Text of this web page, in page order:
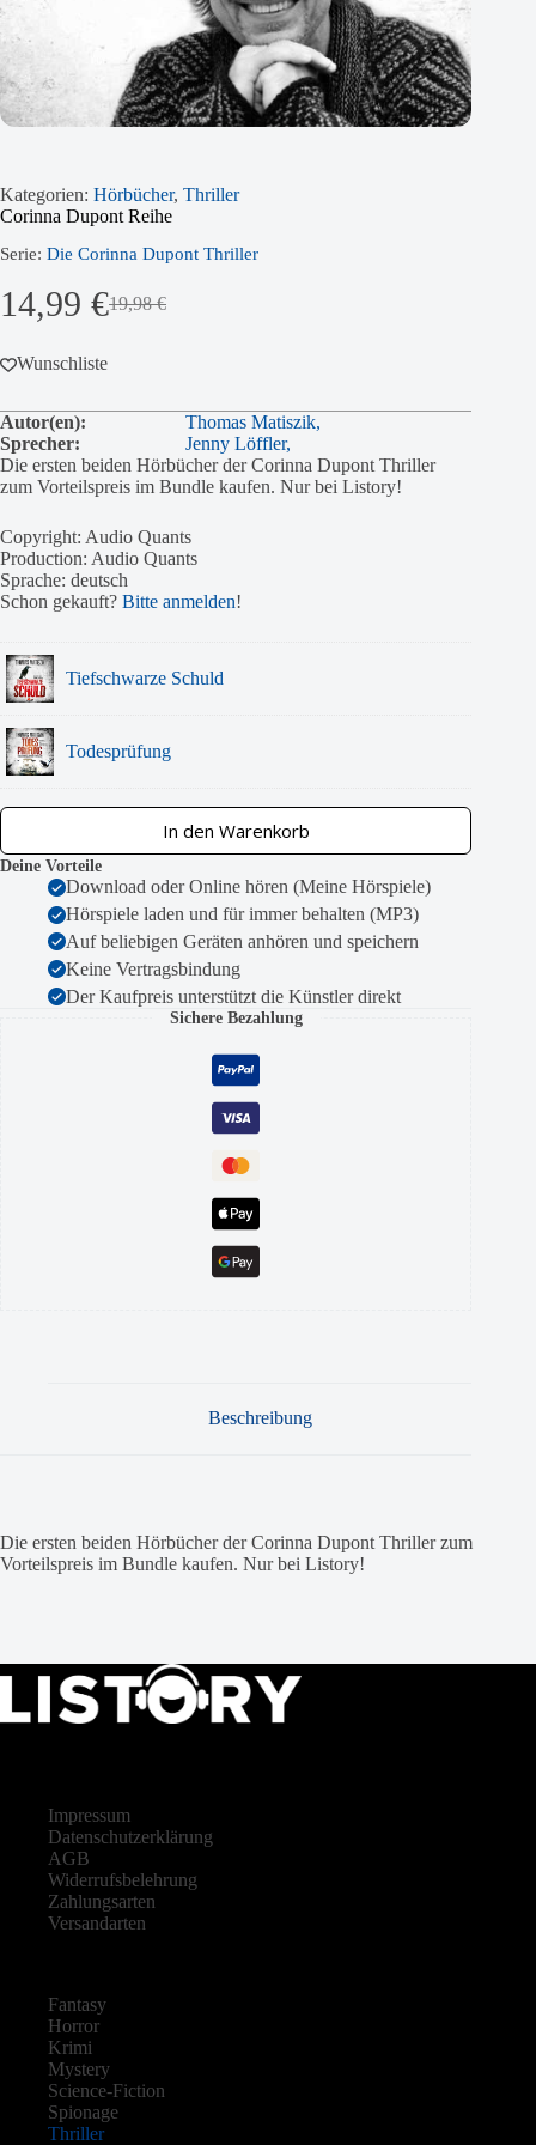
Kategorien: Hörbücher, Thriller
Corinna Dupont Reihe
Serie: Die Corinna Dupont Thriller
19,98€
Ursprünglicher
war:
14,99 €
Aktueller
ist:
Wunschliste
Autor(en):
Thomas Matiszik,
Sprecher:
Jenny Löffler,
Die ersten beiden Hörbücher der Corinna Dupont Thriller
zum Vorteilspreis im Bundle kaufen. Nur bei Listory!
Copyright: Audio Quants
Production: Audio Quants
Sprache: deutsch
Schon gekauft? Bitte anmelden!
Tiefschwarze Schuld
Todesprüfung
In den Warenkorb
Deine Vorteile
Download oder Online hören (Meine Hörspiele)
Hörspiele laden und für immer behalten (MP3)
Auf beliebigen Geräten anhören und speichern
Keine Vertragsbindung
Der Kaufpreis unterstützt die Künstler direkt
Sichere Bezahlung
Beschreibung
Die ersten beiden Hörbücher der Corinna Dupont Thriller zum
Vorteilspreis im Bundle kaufen. Nur bei Listory!
Impressum
Datenschutzerklärung
AGB
Widerrufsbelehrung
Zahlungsarten
Versandarten
Fantasy
Horror
Krimi
Mystery
Science-Fiction
Spionage
Thriller